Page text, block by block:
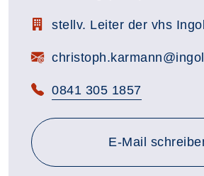
Zimmerbezeichnung:
stellv. Leiter der vhs
E-Mail:
Telefon:
0841 305 1857
E-Mail